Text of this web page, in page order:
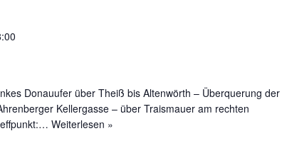
Donauufer über Theiß bis Altenwörth – Überquerung der
Kellergasse – über Traismauer am rechten
Weiterlesen »